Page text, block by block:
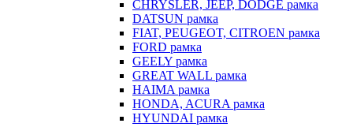
CHRYSLER, JEEP, DODGE рамка
DATSUN рамка
FIAT, PEUGEOT, CITROEN рамка
FORD рамка
GEELY рамка
GREAT WALL рамка
HAIMA рамка
HONDA, ACURA рамка
HYUNDAI рамка